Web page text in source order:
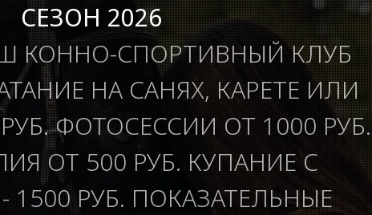
СЕЗОН 2026
КОННО-СПОРТИВНЫЙ КЛУБ
НА САНЯХ, КАРЕТЕ ИЛИ
ФОТОСЕССИИ ОТ 1000 РУБ.
ОТ 500 РУБ. КУПАНИЕ С
РУБ. ПОКАЗАТЕЛЬНЫЕ